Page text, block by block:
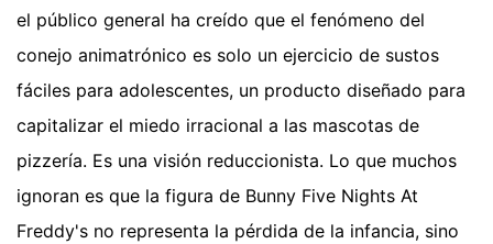
el público general ha creído que el fenómeno del
conejo animatrónico es solo un ejercicio de sustos
fáciles para adolescentes, un producto diseñado para
capitalizar el miedo irracional a las mascotas de
pizzería. Es una visión reduccionista. Lo que muchos
ignoran es que la figura de Bunny Five Nights At
Freddy's no representa la pérdida de la infancia, sino